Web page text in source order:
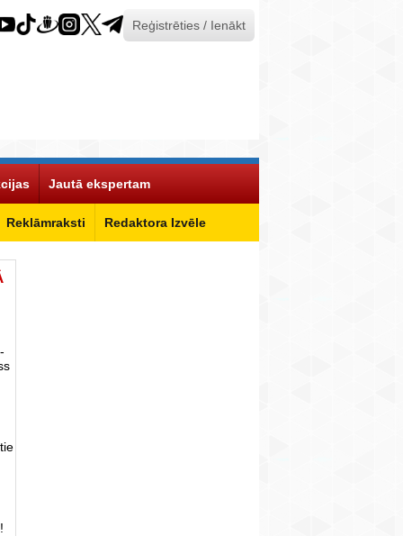
Reģistrēties / Ienākt
Reklāmraksti Redaktora Izvēle
Jautā ekspertam